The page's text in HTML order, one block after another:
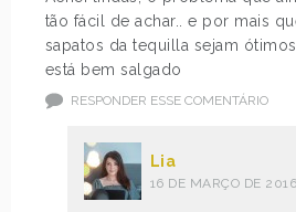
tão fácil de achar.. e por mais
sapatos da tequilla sejam
está bem salgado
RESPONDER ESSE COMENTÁRIO
Lia
16 DE MARÇO DE